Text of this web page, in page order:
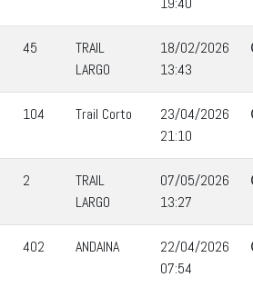
45
TRAIL
LARGO
18/02/2026
13:43
104 Trail Corto
23/04/2026
21:10
2
TRAIL
LARGO
07/05/2026
13:27
402 ANDAINA
22/04/2026
07:54